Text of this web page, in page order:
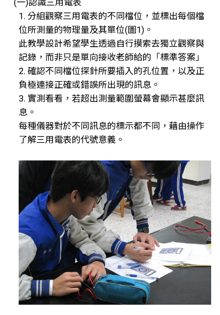
1. 分組觀察三用電表的不同檔位，並標出每個檔
位所測量的物理量及其單位(圖1)。
此教學設計希望學生透過自行摸索去獨立觀察與
記錄，而非只是單向接收老師給的「標準答案」
2. 確認不同檔位探針所要插入的孔位置，以及正
負極連接正確或錯誤所出現的訊息。
3. 實測看看，若超出測量範圍螢幕會顯示甚麼訊
息。
每種儀器對於不同訊息的標示都不同，藉由操作
了解三用電表的代號意義。